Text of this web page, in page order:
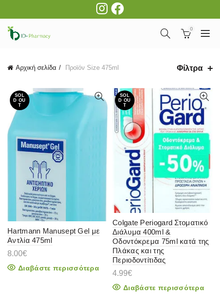
0
Αρχική σελίδα Προϊόν Size 475ml Φίλτρα
SOL
D OU
T
Hartmann Manusept Gel με
Αντλία 475ml
8.00€
Διαβάστε περισσότερα
SOL
D OU
T
Colgate Periogard Στοματικό
Διάλυμα 400ml &
Οδοντόκρεμα 75ml κατά της
Πλάκας και της
Περιοδοντίτιδας
4.99€
Διαβάστε περισσότερα